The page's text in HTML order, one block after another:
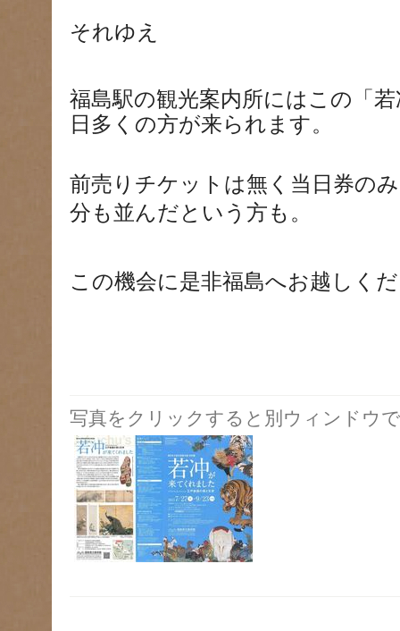
それゆえ
福島駅の観光案内所にはこの「
日多くの方が来られます。
前売りチケットは無く当日券の
分も並んだという方も。
この機会に是非福島へお越しく
写真をクリックすると別ウィンドウ